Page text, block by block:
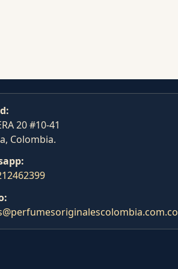
20 #10-41
Colombia.